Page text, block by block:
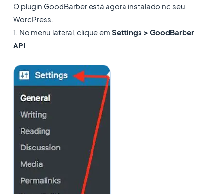
O plugin GoodBarber está agora instalado no seu
WordPress.
1. No menu lateral, clique em Settings > GoodBarber
API